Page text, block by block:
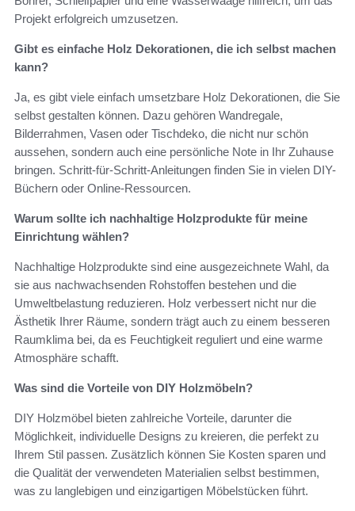
Projekt erfolgreich umzusetzen.
Gibt es einfache Holz Dekorationen, die ich selbst machen
kann?
Ja, es gibt viele einfach umsetzbare Holz Dekorationen, die Sie
selbst gestalten können. Dazu gehören Wandregale,
Bilderrahmen, Vasen oder Tischdeko, die nicht nur schön
aussehen, sondern auch eine persönliche Note in Ihr Zuhause
bringen. Schritt-für-Schritt-Anleitungen finden Sie in vielen DIY-
Büchern oder Online-Ressourcen.
Warum sollte ich nachhaltige Holzprodukte für meine
Einrichtung wählen?
Nachhaltige Holzprodukte sind eine ausgezeichnete Wahl, da
sie aus nachwachsenden Rohstoffen bestehen und die
Umweltbelastung reduzieren. Holz verbessert nicht nur die
Ästhetik Ihrer Räume, sondern trägt auch zu einem besseren
Raumklima bei, da es Feuchtigkeit reguliert und eine warme
Atmosphäre schafft.
Was sind die Vorteile von DIY Holzmöbeln?
DIY Holzmöbel bieten zahlreiche Vorteile, darunter die
Möglichkeit, individuelle Designs zu kreieren, die perfekt zu
Ihrem Stil passen. Zusätzlich können Sie Kosten sparen und
die Qualität der verwendeten Materialien selbst bestimmen,
was zu langlebigen und einzigartigen Möbelstücken führt.